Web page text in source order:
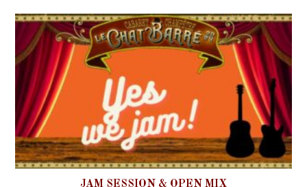
JAM SESSION & OPEN MIX